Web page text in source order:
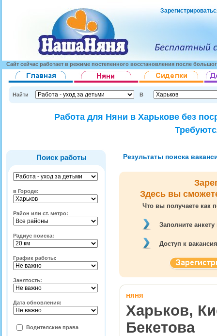
Сайт сейчас работает в режиме постепенного восстановления после
Найти В
Работа для Няни в Харькове без
Поиск работы
в Городе:
Район или ст. метро:
Радиус поиска:
График работы:
Занятость:
Дата обновления:
Водителские права
Результаты поиска
Здесь вы
Что вы получаете как
Заполните
Доступ к
няня
Харьков,
Бекетова